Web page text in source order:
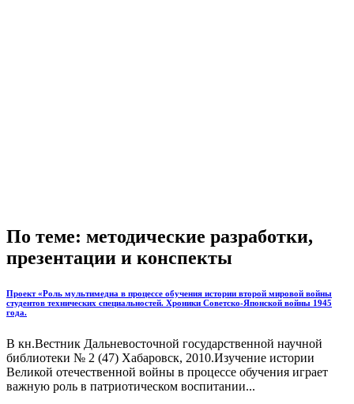
По теме: методические разработки,
презентации и конспекты
Проект «Роль мультимедиа в процессе обучения истории второй мировой войны
студентов технических специальностей. Хроники Советско-Японской войны 1945
года.
В кн.Вестник Дальневосточной государственной научной
библиотеки № 2 (47) Хабаровск, 2010.Изучение истории
Великой отечественной войны в процессе обучения играет
важную роль в патриотическом воспитании...